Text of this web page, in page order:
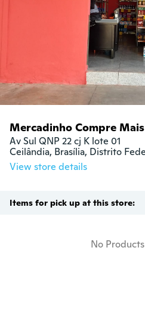
Mercadinho Compre Mais
Av Sul QNP 22 cj K lote 01
Ceilândia, Brasília, Distrito
View store details
Items for pick up at this store:
No